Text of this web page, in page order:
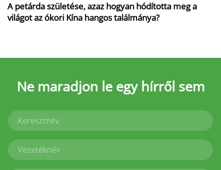
A petárda születése, azaz hogyan hódította meg a
világot az ókori Kína hangos találmánya?
Ne maradjon le egy hírről sem